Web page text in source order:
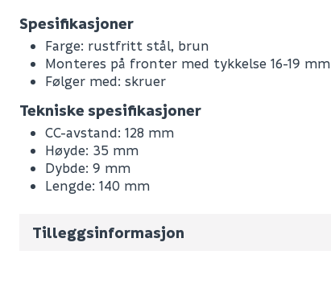
Spesifikasjoner
Farge: rustfritt stål, brun
Monteres på fronter med tykkelse 16-19 mm
Følger med: skruer
Tekniske spesifikasjoner
CC-avstand: 128 mm
Høyde: 35 mm
Dybde: 9 mm
Lengde: 140 mm
Tilleggsinformasjon
Leverandørens varenummer
Nobb No
Vekt pr. stk / m2 (i kg)
Volum